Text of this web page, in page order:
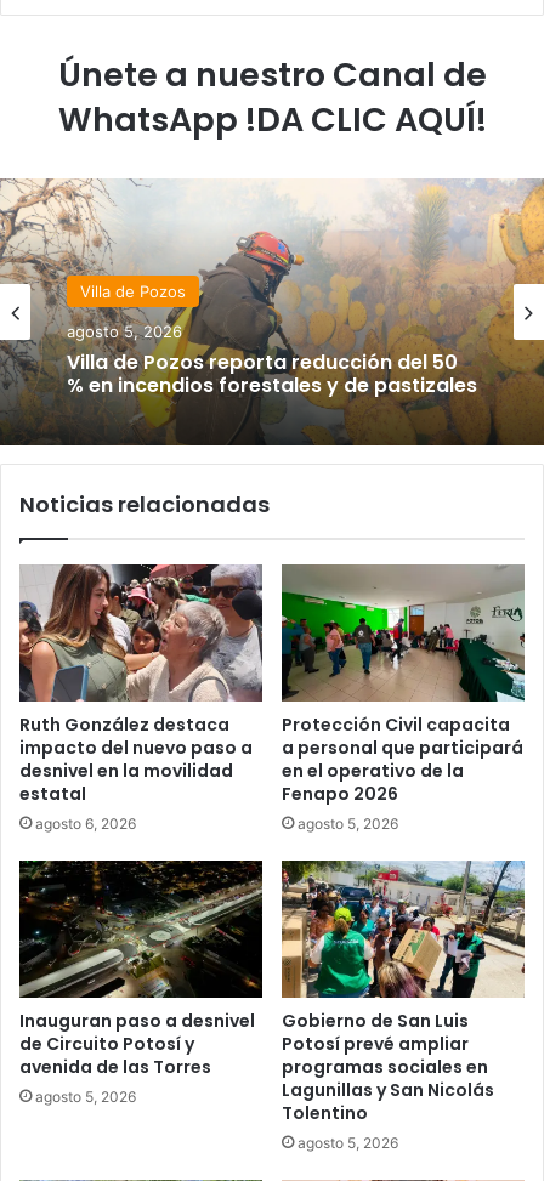
Únete a nuestro Canal de
WhatsApp !DA CLIC AQUÍ!
Villa de Pozos
agosto 5, 2026
Villa de Pozos reporta reducción del 50
% en incendios forestales y de pastizales
Noticias relacionadas
Ruth González destaca
impacto del nuevo paso a
desnivel en la movilidad
estatal
agosto 6, 2026
Protección Civil capacita
a personal que participará
en el operativo de la
Fenapo 2026
agosto 5, 2026
Inauguran paso a desnivel
de Circuito Potosí y
avenida de las Torres
agosto 5, 2026
Gobierno de San Luis
Potosí prevé ampliar
programas sociales en
Lagunillas y San Nicolás
Tolentino
agosto 5, 2026